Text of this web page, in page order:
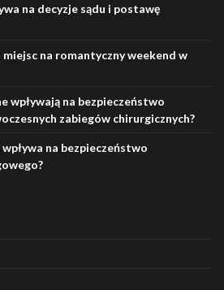
na decyzje sądu i postawę
na romantyczny weekend w
wpływają na bezpieczeństwo
zabiegów chirurgicznych?
na bezpieczeństwo